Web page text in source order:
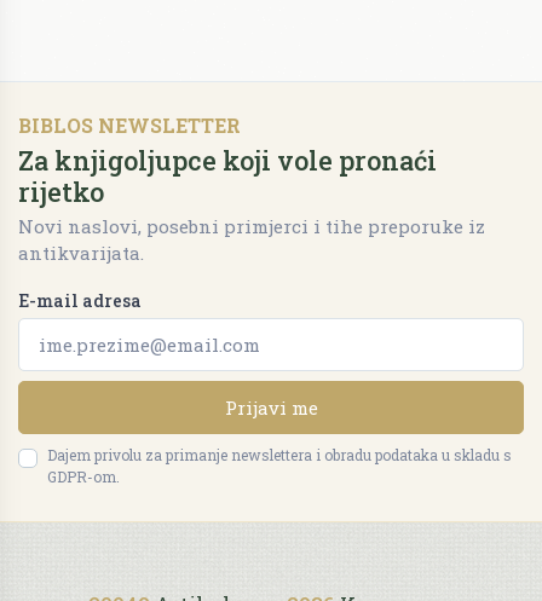
BIBLOS NEWSLETTER
Za knjigoljupce koji vole pronaći
rijetko
Novi naslovi, posebni primjerci i tihe preporuke iz
antikvarijata.
E-mail adresa
Prijavi me
Dajem privolu za primanje newslettera i obradu podataka u skladu s
GDPR-om.